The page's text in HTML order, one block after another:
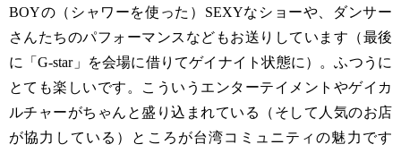
BOYの（シャワーを使った）SEXYなショーや、ダンサー
さんたちのパフォーマンスなどもお送りしています（最後
に「G-star」を会場に借りてゲイナイト状態に）。ふつうに
とても楽しいです。こういうエンターテイメントやゲイカ
ルチャーがちゃんと盛り込まれている（そして人気のお店
が協力している）ところが台湾コミュニティの魅力です